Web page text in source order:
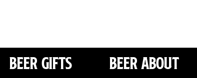
Beer Gifts Beer About